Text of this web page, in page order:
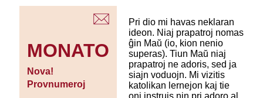
MONATO
Nova!
Provnumeroj
Pri dio mi havas neklaran
ideon. Niaj prapatroj nomas
ĝin Maŭ (io, kion nenio
superas). Tiun Maŭ niaj
prapatroj ne adoris, sed ja
siajn voduojn. Mi vizitis
katolikan lernejon kaj tie